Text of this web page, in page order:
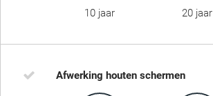
10 jaar
20 jaar
Afwerking houten schermen